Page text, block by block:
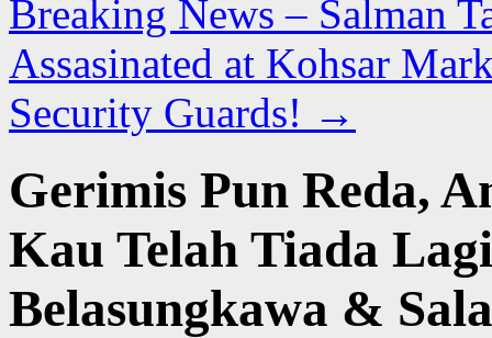
Breaking News – Salman
Assasinated at Kohsar
Security Guards! →
Gerimis Pun Reda,
Kau Telah Tiada
Belasungkawa &